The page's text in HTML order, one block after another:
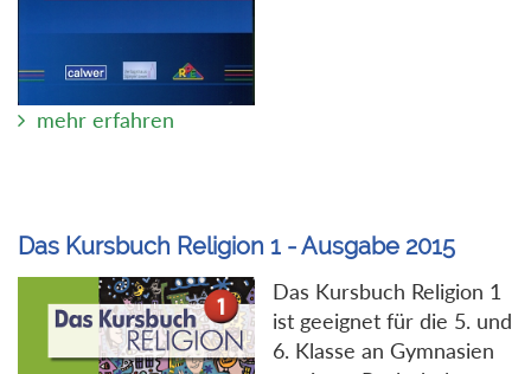
mehr erfahren
Das Kursbuch Religion 1 - Ausgabe 2015
Das Kursbuch Religion 1
ist geeignet für die 5. und
6. Klasse an Gymnasien